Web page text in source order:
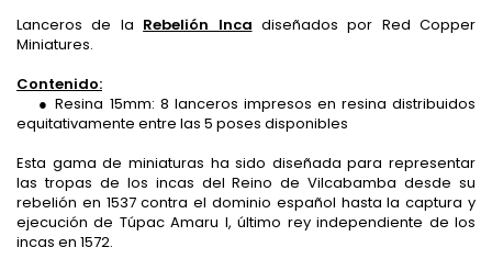
Lanceros de la Rebelión Inca diseñados por Red Copper
Miniatures.
Contenido:
● Resina 15mm: 8 lanceros impresos en resina distribuidos
equitativamente entre las 5 poses disponibles
Esta gama de miniaturas ha sido diseñada para representar
las tropas de los incas del Reino de Vilcabamba desde su
rebelión en 1537 contra el dominio español hasta la captura y
ejecución de Túpac Amaru I, último rey independiente de los
incas en 1572.